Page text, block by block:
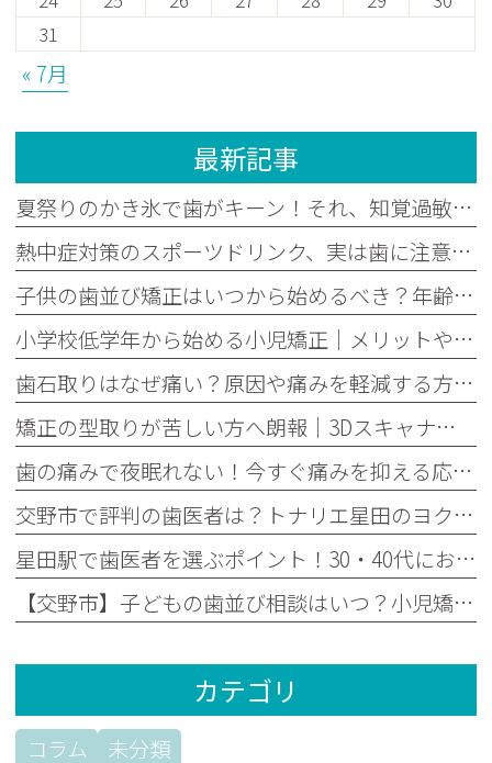
31
« 7月
最新記事
夏祭りのかき氷で歯がキーン！それ、知覚過敏かもしれません
熱中症対策のスポーツドリンク、実は歯に注意？子どもの酸蝕症を防ぐ飲み方
子供の歯並び矯正はいつから始めるべき？年齢別の目安と最適なタイミング
小学校低学年から始める小児矯正｜メリットや歯科医院選びのポイントを解説
歯石取りはなぜ痛い？原因や痛みを軽減する方法を歯科医師が解説｜子どもの歯石取りについても紹介
矯正の型取りが苦しい方へ朗報｜3Dスキャナーなら楽な理由と医院選びのコツ
歯の痛みで夜眠れない！今すぐ痛みを抑える応急処置と夜間痛の原因
交野市で評判の歯医者は？トナリエ星田のヨクシオ歯科 交野星田を徹底解明
星田駅で歯医者を選ぶポイント！30・40代におすすめしたい長く通える5つの条件
【交野市】子どもの歯並び相談はいつ？小児矯正のタイミングと失敗しない始め方
カテゴリ
コラム 未分類